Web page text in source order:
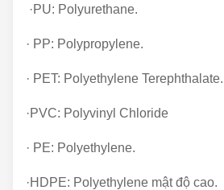
·PU: Polyurethane.
· PP: Polypropylene.
· PET: Polyethylene Terephthalate.
·PVC: Polyvinyl Chloride
· PE: Polyethylene.
·HDPE: Polyethylene mật độ cao.